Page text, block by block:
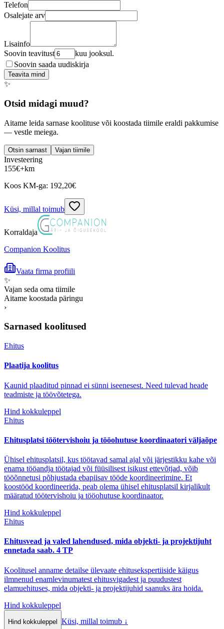
Telefon
Osalejate arv
Lisainfo
Soovin teavitust
kuu jooksul.
Soovin saada uudiskirja
Teavita mind
✨
Otsid midagi muud?
Aitame leida sarnase koolituse või koostada tiimile eraldi pakkumise
— vestle meiega.
Otsin sarnast Vajan tiimile
Investeering
155€+km
Koos KM-ga: 192,20€
Küsi, millal toimub
Korraldaja
Companion Koolitus
Vaata firma profiili
✨
Vajan seda oma tiimile
Aitame koostada päringu
›
Sarnased koolitused
Ehitus
Plaatija koolitus
Kaunid plaaditud pinnad ei sünni iseenesest. Need tulevad heade
teadmiste ja töövõtetega.
Hind kokkuleppel
Ehitus
Ehitusplatsi töötervishoiu ja tööohutuse koordinaatori väljaõpe
Ühisel ehitusplatsil, kus töötavad samal ajal või järjestikku kahe või
enama tööandja töötajad või füüsilisest isikust ettevõtjad, võib
tööõnnetusi põhjustada ebapiisav tööde koordineerimine. Et
koostööd koordineerida, peab olema ühisel ehitusplatsil kirjalikult
määratud töötervishoiu ja tööohutuse koordinaator.
Hind kokkuleppel
Ehitus
Ehitusvead ja valed lahendused, mida objekti- ja projektijuht
ennetada saab. 4 TP
Koolitusel anname detailse ülevaate ehitusekspertiiside käigus
ilmnenud enamlevinumatest ehitusvigadest ja puudustest
elamuehituses, mida objekti- ja projektijuhid saanuks ära hoida.
Hind kokkuleppel
Hind kokkuleppel Küsi, millal toimub ↓